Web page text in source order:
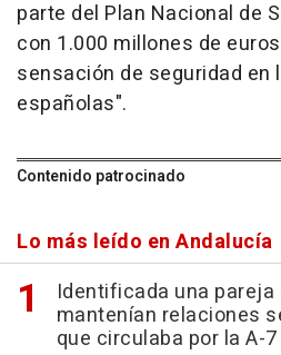
parte del Plan Nacional de
con 1.000 millones de
sensación de seguridad en
españolas".
Contenido patrocinado
Lo más leído en Andalucía
Identificada una
mantenían relaciones
que circulaba por la A-